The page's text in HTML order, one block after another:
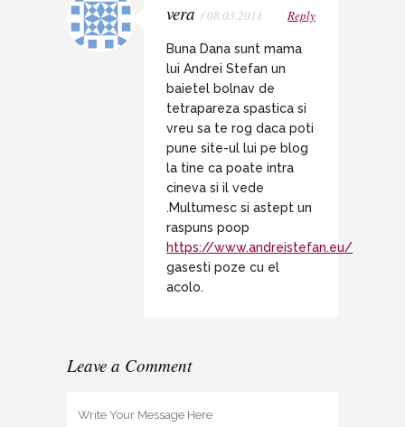
vera / 08.03.2011 Reply
Buna Dana sunt mama
lui Andrei Stefan un
baietel bolnav de
tetrapareza spastica si
vreu sa te rog daca poti
pune site-ul lui pe blog
la tine ca poate intra
cineva si il vede
.Multumesc si astept un
raspuns poop
https://www.andreistefan.eu/
gasesti poze cu el
acolo.
Leave a Comment